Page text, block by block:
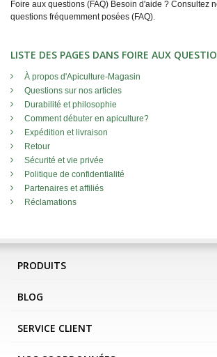
Foire aux questions (FAQ) Besoin d'aide ? Consultez
questions fréquemment posées (FAQ).
LISTE DES PAGES DANS FOIRE AUX
À propos d'Apiculture-Magasin
Questions sur nos articles
Durabilité et philosophie
Comment débuter en apiculture?
Expédition et livraison
Retour
Sécurité et vie privée
Politique de confidentialité
Partenaires et affiliés
Réclamations
PRODUITS
BLOG
SERVICE CLIENT